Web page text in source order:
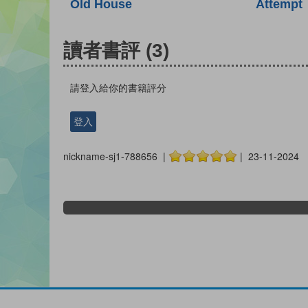
Old House
Attempt
讀者書評 (3)
請登入給你的書籍評分
登入
nickname-sj1-788656 | | 23-11-2024